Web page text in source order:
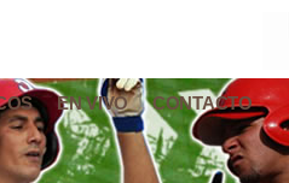
EN VIVO CONTACTO